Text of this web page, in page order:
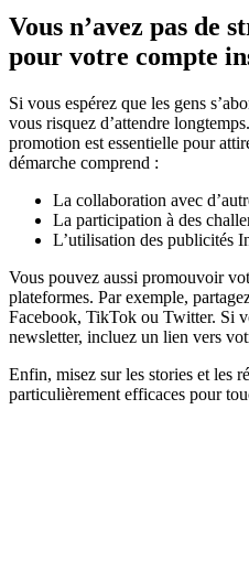
Vous n’avez pas de
pour votre compte
Si vous espérez que les gens
vous risquez d’attendre
promotion est essentielle pour
démarche comprend :
La collaboration avec
La participation à des
L’utilisation des publicités
Vous pouvez aussi promouvoir
plateformes. Par exemple,
Facebook, TikTok ou Twitter. Si
newsletter, incluez un lien vers
Enfin, misez sur les stories et les
particulièrement efficaces pour